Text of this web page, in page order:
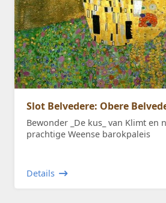
Slot Belvedere: Obere
Bewonder _De kus_ van Klimt en
prachtige Weense barokpaleis
Details